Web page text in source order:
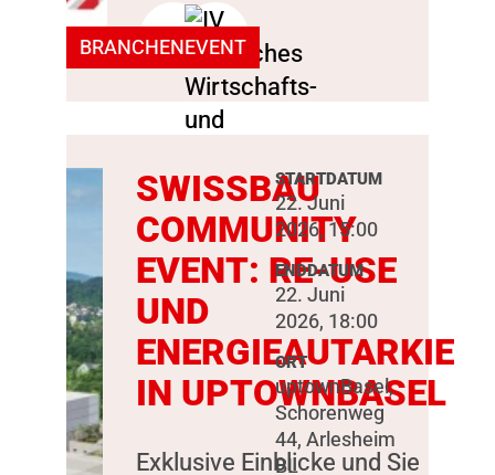
BRANCHENEVENT
SWISSBAU
COMMUNITY
EVENT: RE-USE
UND
ENERGIEAUTARKIE
IN UPTOWNBASEL
Exklusive Einblicke und Sie
STARTDATUM
22. Juni
2026, 15:00
ENDDATUM
22. Juni
2026, 18:00
ORT
uptownBasel,
Schorenweg
44, Arlesheim
BL